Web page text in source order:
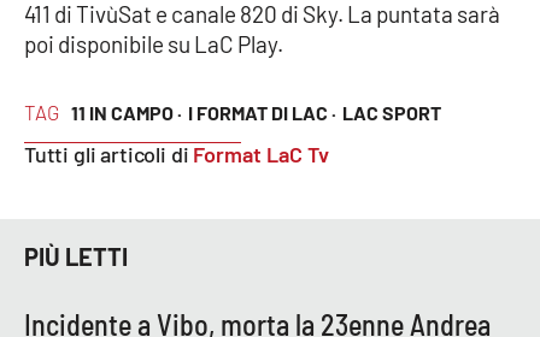
Sport
RUBRICHE
Parchi Marini Calabria
TAG 11 IN CAMPO · I FORMAT DI LAC · LAC SPORT
Tutti gli articoli di Format LaC Tv
411 di TivùSat e canale 820 di Sky. La puntata sarà
poi disponibile su LaC Play.
PIÙ LETTI
Incidente a Vibo, morta la 23enne Andrea